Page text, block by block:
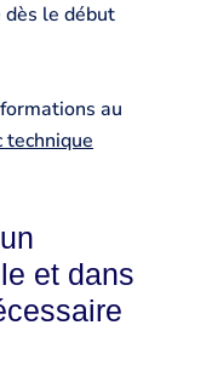
le début
au
technique
et dans